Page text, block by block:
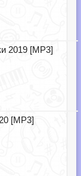
2019 [MP3]
[MP3]